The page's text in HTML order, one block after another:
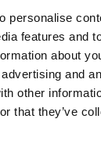
personalise
features and
about
and
other
that they’ve